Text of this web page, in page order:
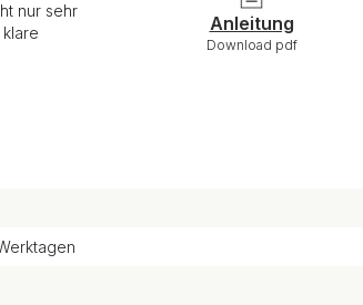
nur sehr
Anleitung
Download pdf